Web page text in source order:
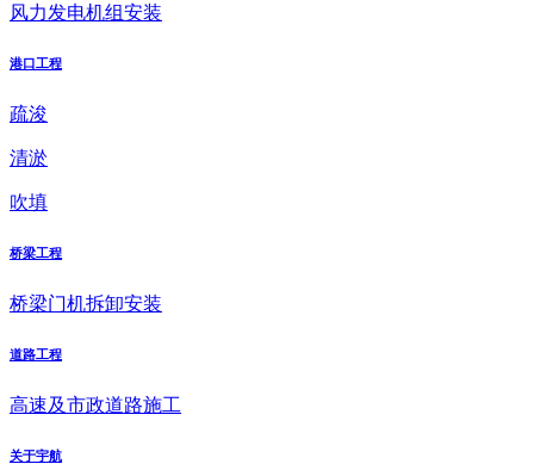
风力发电机组安装
港口工程
疏浚
清淤
吹填
桥梁工程
桥梁门机拆卸安装
道路工程
高速及市政道路施工
关于宇航